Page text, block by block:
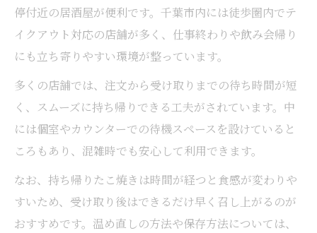
停付近の居酒屋が便利です。千葉市内には徒歩圏内でテ
イクアウト対応の店舗が多く、仕事終わりや飲み会帰り
にも立ち寄りやすい環境が整っています。
多くの店舗では、注文から受け取りまでの待ち時間が短
く、スムーズに持ち帰りできる工夫がされています。中
には個室やカウンターでの待機スペースを設けていると
ころもあり、混雑時でも安心して利用できます。
なお、持ち帰りたこ焼きは時間が経つと食感が変わりや
すいため、受け取り後はできるだけ早く召し上がるのが
おすすめです。温め直しの方法や保存方法については、